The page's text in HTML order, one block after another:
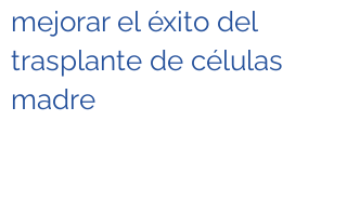
mejorar el éxito del
trasplante de células
madre